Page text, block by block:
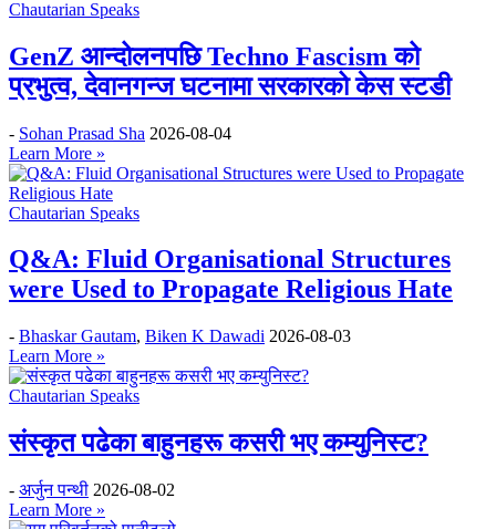
Chautarian Speaks
GenZ आन्दोलनपछि Techno Fascism को
प्रभुत्व, देवानगन्ज घटनामा सरकारको केस स्टडी
- Sohan Prasad Sha 2026-08-04
Learn More »
Chautarian Speaks
Q&A: Fluid Organisational Structures
were Used to Propagate Religious Hate
- Bhaskar Gautam, Biken K Dawadi 2026-08-03
Learn More »
Chautarian Speaks
संस्कृत पढेका बाहुनहरू कसरी भए कम्युनिस्ट?
- अर्जुन पन्थी 2026-08-02
Learn More »